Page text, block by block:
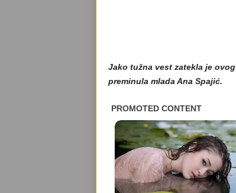
Jako tužna vest zatekla je
preminula mlada Ana Spajić.